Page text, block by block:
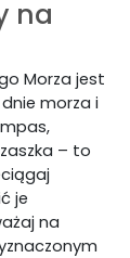
na
Morza jest
morza i
– to
je
na